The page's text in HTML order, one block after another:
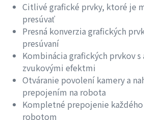
Citlivé grafické prvky, ktoré je
presúvať
Presná konverzia grafických
presúvaní
Kombinácia grafických prvkov s
zvukovými efektmi
Otváranie povolení kamery a
prepojením na robota
Kompletné prepojenie
robotom